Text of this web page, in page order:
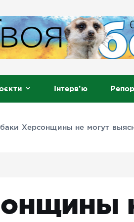
Інтерв’ю
Херсонщины не могут